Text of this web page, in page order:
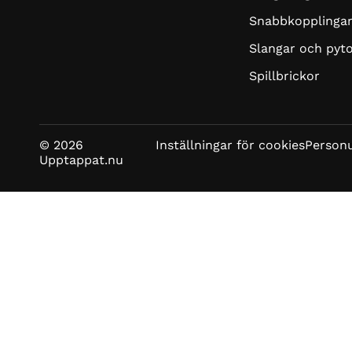
Snabbkopplingar
Slangar och
Spillbrickor
© 2026
Upptappat.nu
Inställningar för cookies